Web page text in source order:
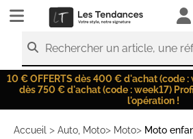
LesTendances.fr
Rechercher un article, une
10 € OFFERTS dès 400 € d'achat (code :
dès 750 € d'achat (code : week17)
l'opération !
Accueil > Auto, Moto> Moto> Moto